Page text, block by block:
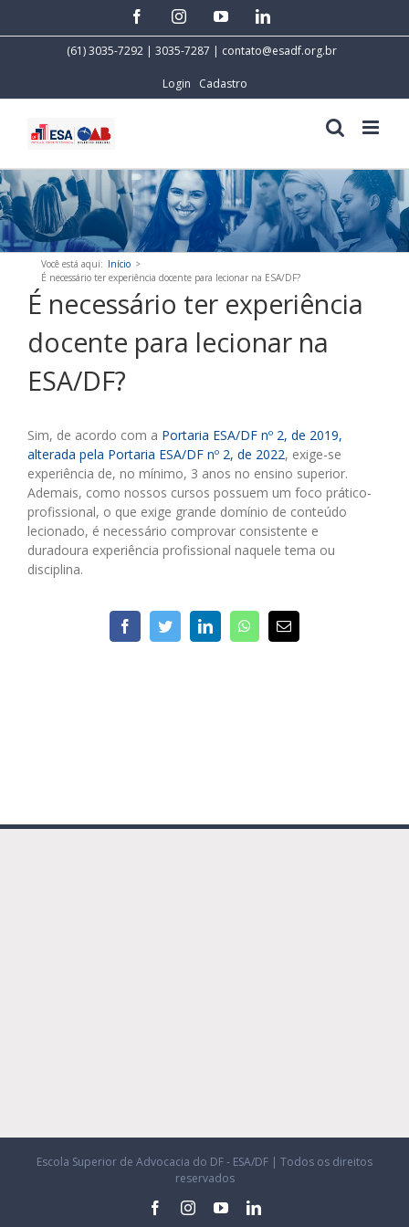
facebookinstagramyoutubelinkedin
(61) 3035-7292 | 3035-7287 | contato@esadf.org.br
Login Cadastro
Você está aqui: Início >
É necessário ter experiência docente para lecionar na ESA/DF?
É necessário ter experiência
docente para lecionar na
ESA/DF?
Sim, de acordo com a Portaria ESA/DF nº 2, de 2019,
alterada pela Portaria ESA/DF nº 2, de 2022, exige-se
experiência de, no mínimo, 3 anos no ensino superior.
Ademais, como nossos cursos possuem um foco prático-
profissional, o que exige grande domínio de conteúdo
lecionado, é necessário comprovar consistente e
duradoura experiência profissional naquele tema ou
disciplina.
facebooktwitter linkedin whatsapp
E-
mail
Escola Superior de Advocacia do DF - ESA/DF | Todos os direitos
reservados
facebookinstagram
youtubelinkedin